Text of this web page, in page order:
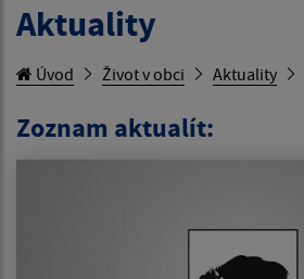
Aktuality
Úvod Život v obci Aktuality
Zoznam aktualít: